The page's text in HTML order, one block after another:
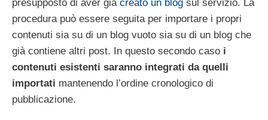
presupposto di aver già creato un blog sul servizio. La
procedura può essere seguita per importare i propri
contenuti sia su di un blog vuoto sia su di un blog che
già contiene altri post. In questo secondo caso i
contenuti esistenti saranno integrati da quelli
importati mantenendo l’ordine cronologico di
pubblicazione.